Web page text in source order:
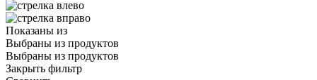
Показаны из
Выбраны из продуктов
Выбраны из продуктов
Закрыть фильтр